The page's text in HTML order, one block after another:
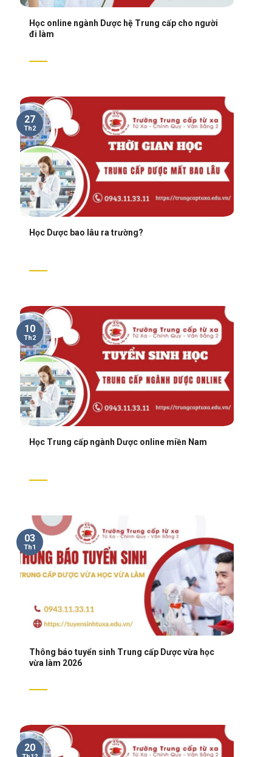
Học online ngành Dược hệ Trung cấp cho người
đi làm
Học Dược bao lâu ra trường?
27
Th2
Học Trung cấp ngành Dược online miền Nam
10
Th2
Thông báo tuyển sinh Trung cấp Dược vừa học
vừa làm 2026
03
Th1
20